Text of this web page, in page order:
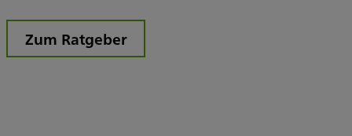
Zum Ratgeber